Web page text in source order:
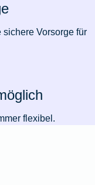
Vorsorge für
flexibel.